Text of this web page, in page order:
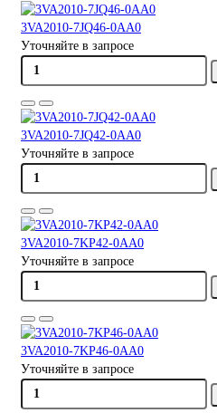
3VA2010-7JQ46-0AA0
Уточняйте в запросе
3VA2010-7JQ42-0AA0
Уточняйте в запросе
3VA2010-7KP42-0AA0
Уточняйте в запросе
3VA2010-7KP46-0AA0
Уточняйте в запросе